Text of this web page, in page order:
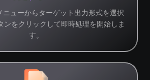
ニューからターゲット出力形式を選択
ンをクリックして即時処理を開始しま
す。